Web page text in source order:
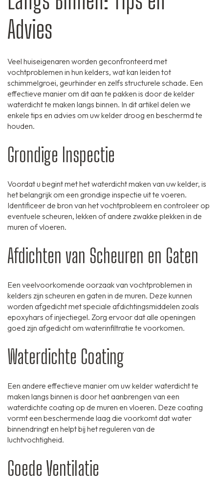
Advies
Veel huiseigenaren worden geconfronteerd met
vochtproblemen in hun kelders, wat kan leiden tot
schimmelgroei, geurhinder en zelfs structurele schade. Een
effectieve manier om dit aan te pakken is door de kelder
waterdicht te maken langs binnen. In dit artikel delen we
enkele tips en advies om uw kelder droog en beschermd te
houden.
Grondige Inspectie
Voordat u begint met het waterdicht maken van uw kelder, is
het belangrijk om een grondige inspectie uit te voeren.
Identificeer de bron van het vochtprobleem en controleer op
eventuele scheuren, lekken of andere zwakke plekken in de
muren of vloeren.
Afdichten van Scheuren en Gaten
Een veelvoorkomende oorzaak van vochtproblemen in
kelders zijn scheuren en gaten in de muren. Deze kunnen
worden afgedicht met speciale afdichtingsmiddelen zoals
epoxyhars of injectiegel. Zorg ervoor dat alle openingen
goed zijn afgedicht om waterinfiltratie te voorkomen.
Waterdichte Coating
Een andere effectieve manier om uw kelder waterdicht te
maken langs binnen is door het aanbrengen van een
waterdichte coating op de muren en vloeren. Deze coating
vormt een beschermende laag die voorkomt dat water
binnendringt en helpt bij het reguleren van de
luchtvochtigheid.
Goede Ventilatie